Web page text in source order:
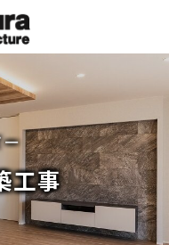
—
工事